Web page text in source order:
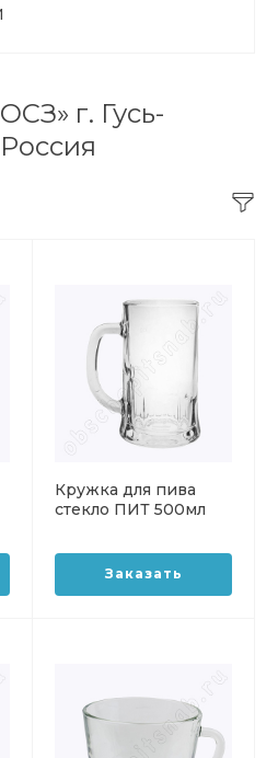
г. Гусь-
Кружка для пива
стекло ПИТ 500мл
Заказать